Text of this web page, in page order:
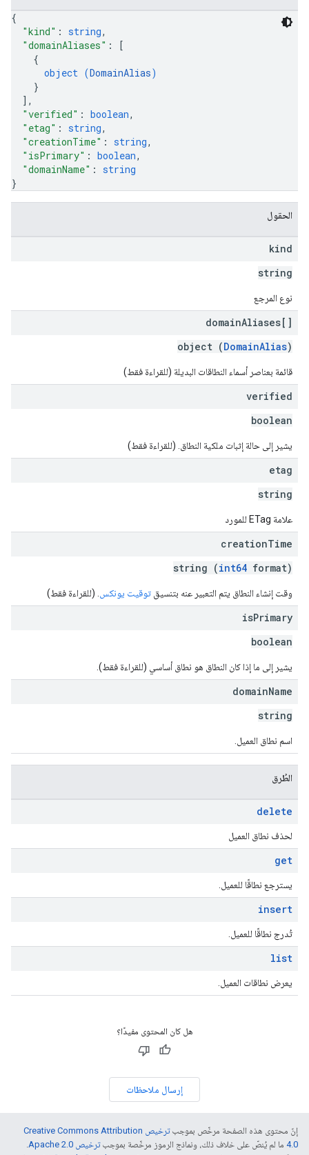
{
"kind" : string,
"domainAliases" :
[
{
object (DomainAlias)
}
] ,
"verified" : boolean,
"etag" : string,
"creationTime" : string,
"isPrimary" : boolean,
"domainName" : string
}
الحقول
kind
string
نوع المرجع
domainAliases[]
object (DomainAlias)
قائمة بعناصر أسماء النطاقات البديلة (للقراءة فقط)
verified
boolean
يشير إلى حالة إثبات ملكية النطاق. (للقراءة فقط)
etag
string
علامة ETag للمورد
creationTime
string (int64 format)
وقت إنشاء النطاق يتم التعبير عنه بتنسيق توقيت يونكس . (للقراءة فقط)
isPrimary
boolean
يشير إلى ما إذا كان النطاق هو نطاق أساسي (للقراءة فقط).
domainName
string
اسم نطاق العميل.
الطُرق
delete
لحذف نطاق العميل
get
يسترجع نطاقًا للعميل.
insert
تُدرج نطاقًا للعميل.
list
يعرض نطاقات العميل.
هل كان المحتوى مفيدًا؟
إرسال ملاحظات
إنّ محتوى هذه الصفحة مرخّص بموجب
ترخيص Creative Commons Attribution
4.0‏ ما لم يُنصّ على خلاف ذلك، ونماذج الرموز مرخّصة بموجبترخيص Apache 2.0‏
.